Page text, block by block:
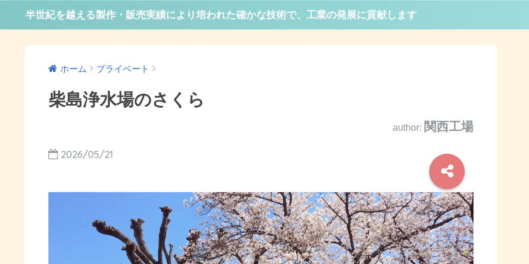
半世紀を越える製作・販売実績により培われた確かな技術で、工業の発展に貢献します
ホーム プライベート
柴島浄水場のさくら
author: 関西工場
2026/05/21